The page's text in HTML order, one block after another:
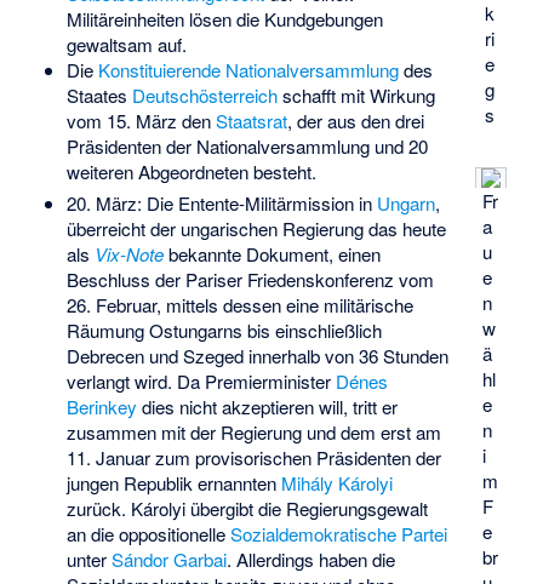
k
ri
e
g
s
Fr
a
u
e
n
w
ä
hl
e
n
i
m
F
e
br
Militäreinheiten lösen die Kundgebungen
gewaltsam auf.
Die Konstituierende Nationalversammlungdes
Staates Deutschösterreichschafft mit Wirkung
vom 15. März denStaatsrat, der aus den drei
Präsidenten der Nationalversammlung und 20
weiteren Abgeordneten besteht.
20. März: Die Entente-Militärmission in Ungarn,
überreicht der ungarischen Regierung das heute
als Vix-Notebekannte Dokument, einen
Beschluss der Pariser Friedenskonferenz vom
26. Februar, mittels dessen eine militärische
Räumung Ostungarns bis einschließlich
Debrecen und Szeged innerhalb von 36 Stunden
verlangt wird. Da Premierminister Dénes
Berinkey dies nicht akzeptieren will, tritt er
zusammen mit der Regierung und dem erst am
11. Januar zum provisorischen Präsidenten der
jungen Republik ernannten Mihály Károlyi
zurück. Károlyi übergibt die Regierungsgewalt
an die oppositionelleSozialdemokratische Partei
unterSándor Garbai. Allerdings haben die